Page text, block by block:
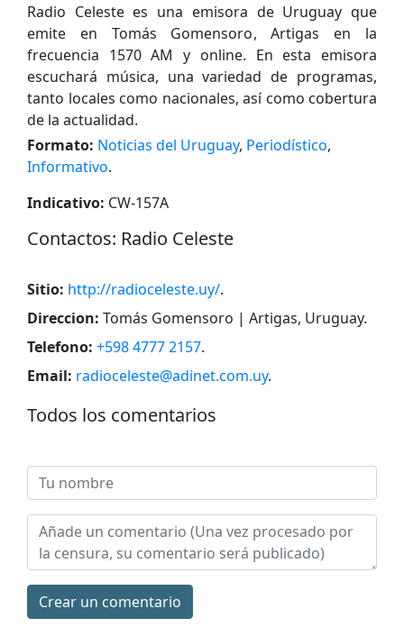
Radio Celeste es una emisora de Uruguay que
emite en Tomás Gomensoro, Artigas en la
frecuencia 1570 AM y online. En esta emisora
escuchará música, una variedad de programas,
tanto locales como nacionales, así como cobertura
de la actualidad.
Formato: Noticias del Uruguay, Periodístico,
Informativo.
Indicativo: CW-157A
Сontactos: Radio Celeste
Sitio: http://radioceleste.uy/.
Direccion: Tomás Gomensoro | Artigas, Uruguay.
Telefono: +598 4777 2157.
Email: radioceleste@adinet.com.uy.
Todos los comentarios
Сrear un comentario